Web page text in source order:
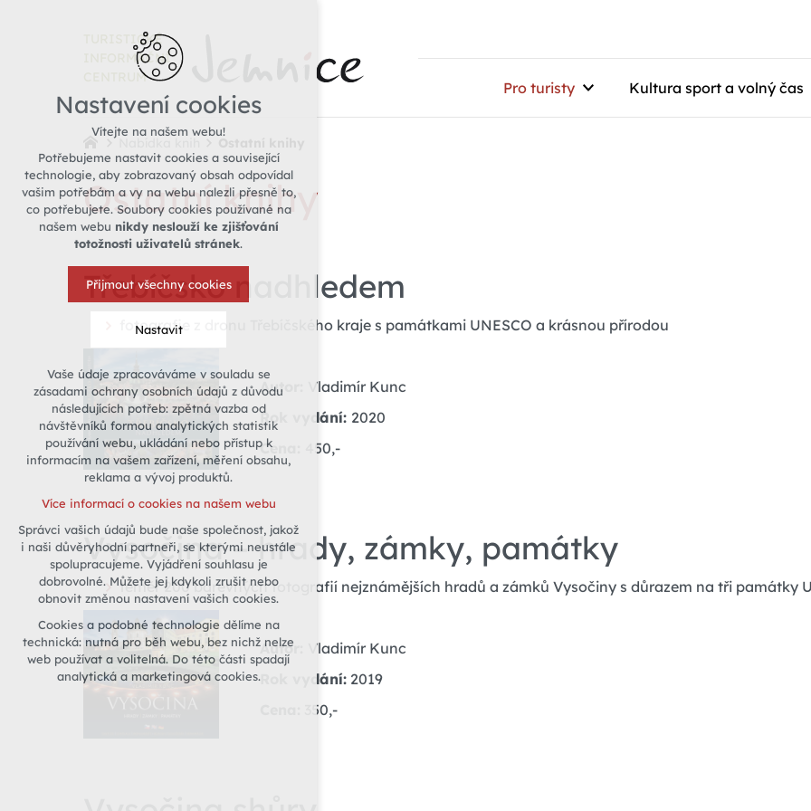
TURISTICKÉ
INFORMAČNÍ
CENTRUM
Pro turisty Kultura sport a volný čas
Ostatní knihy
Třebíčsko nadhledem
fotografie z dronu Třebíčského kraje s památkami UNESCO a krásnou přírodou
Autor:
Vladimír Kunc
Rok vydání: 2020
Cena:
450,-
Vysočina – hrady, zámky, památky
téměř 200 barevných fotografií nejznámějších hradů a zámků Vysočiny s důrazem na tři památky
Autor:
Vladimír Kunc
Rok vydání: 2019
350,-
Nastavení cookies
Vítejte na našem webu!
Potřebujeme nastavit cookies a související
technologie, aby zobrazovaný obsah odpovídal
vašim potřebám a vy na webu nalezli přesně to,
co potřebujete. Soubory cookies používané na
našem webu nikdy neslouží ke zjišťování
totožnosti uživatelů stránek.
Přijmout všechny cookies
Nastavit
Technická cookies
nutná pro provozování webu
udržení kontextu stránek (session):
případná přihlášení, volby jazyka, apod.
Volitelná cookies
vyhodnocení návštěvnosti
marketingová cookies (Google)
Více informací o cookies na našem webu
Odmítnout vše
Vaše údaje zpracováváme v souladu se
zásadami ochrany osobních údajů z důvodu
následujících potřeb: zpětná vazba od
návštěvníků formou analytických statistik
používání webu, ukládání nebo přístup k
informacím na vašem zařízení, měření obsahu,
reklama a vývoj produktů.
Více informací o cookies na našem webu
Správci vašich údajů bude naše společnost, jakož
i naši důvěryhodní partneři, se kterými neustále
spolupracujeme. Vyjádření souhlasu je
dobrovolné. Můžete jej kdykoli zrušit nebo
obnovit změnou nastavení vašich cookies.
Cookies a podobné technologie dělíme na
technická: nutná pro běh webu, bez nichž nelze
web používat a volitelná. Do této části spadají
analytická a marketingová cookies.